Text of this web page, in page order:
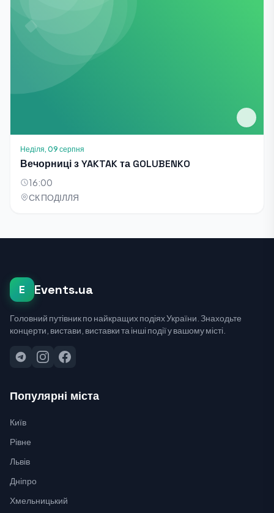
Неділя, 09 серпня
Вечорниці з YAKTAK та GOLUBENKO
16:00
СК ПОДІЛЛЯ
E Events.ua
Головний путівник по найкращих подіях України. Знаходьте
концерти, вистави, виставки та інші події у вашому місті.
Популярні міста
Київ
Рівне
Львів
Дніпро
Хмельницький